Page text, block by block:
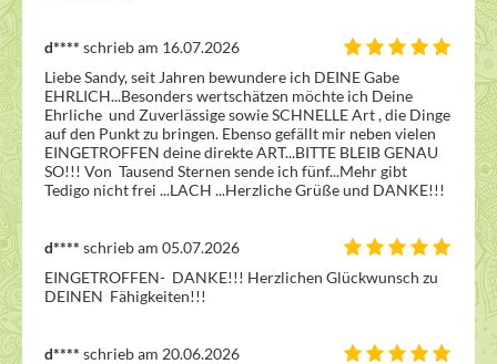
d**** schrieb am 16.07.2026
Liebe Sandy, seit Jahren bewundere ich DEINE Gabe
EHRLICH...Besonders wertschätzen möchte ich Deine
Ehrliche  und Zuverlässige sowie SCHNELLE Art , die Dinge
auf den Punkt zu bringen. Ebenso gefällt mir neben vielen
EINGETROFFEN deine direkte ART...BITTE BLEIB GENAU
SO!!! Von  Tausend Sternen sende ich fünf...Mehr gibt
Tedigo nicht frei ...LACH ...Herzliche Grüße und DANKE!!!
d**** schrieb am 05.07.2026
EINGETROFFEN-  DANKE!!! Herzlichen Glückwunsch zu
DEINEN  Fähigkeiten!!!
d**** schrieb am 20.06.2026